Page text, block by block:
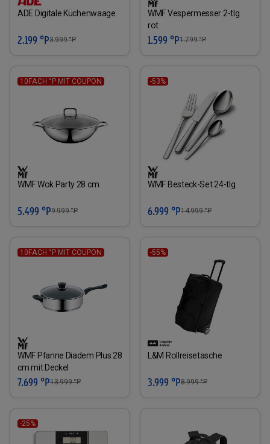
ADE Digitale Küchenwaage
2.199 °P3.999°P
WMF Vespermesser 2-tlg.
rot
1.599 °P1.799°P
10FACH °P MIT COUPON
WMF Wok Party 28 cm
5.499 °P9.999°P
-53%
WMF Besteck-Set 24-tlg.
6.999 °P14.999°P
10FACH °P MIT COUPON
WMF Pfanne Diadem Plus 28
cm mit Deckel
7.699 °P13.999°P
-55%
L&M Rollreisetasche
3.999 °P8.999°P
-25%